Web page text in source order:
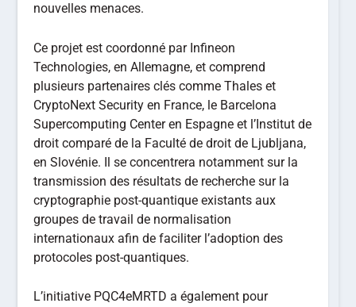
nouvelles menaces.
Ce projet est coordonné par Infineon
Technologies, en Allemagne, et comprend
plusieurs partenaires clés comme Thales et
CryptoNext Security en France, le Barcelona
Supercomputing Center en Espagne et l’Institut de
droit comparé de la Faculté de droit de Ljubljana,
en Slovénie. Il se concentrera notamment sur la
transmission des résultats de recherche sur la
cryptographie post-quantique existants aux
groupes de travail de normalisation
internationaux afin de faciliter l’adoption des
protocoles post-quantiques.
L’initiative PQC4eMRTD a également pour